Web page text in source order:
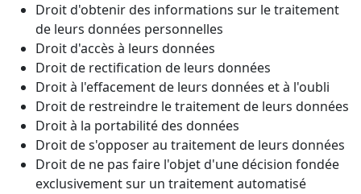
Droit d'obtenir des informations sur le traitement
de leurs données personnelles
Droit d'accès à leurs données
Droit de rectification de leurs données
Droit à l'effacement de leurs données et à l'oubli
Droit de restreindre le traitement de leurs données
Droit à la portabilité des données
Droit de s'opposer au traitement de leurs données
Droit de ne pas faire l'objet d'une décision fondée
exclusivement sur un traitement automatisé